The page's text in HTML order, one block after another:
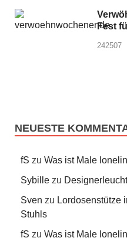
Fest
242507
NEUESTE
fS zu Was ist Male
Sybille zu
Sven zu Lordosenstütze
Stuhls
fS zu Was ist Male